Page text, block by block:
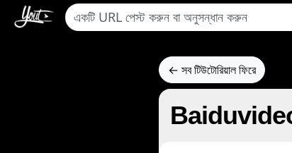
← সব টিউটোরিয়াল ফিরে
Baiduvideo